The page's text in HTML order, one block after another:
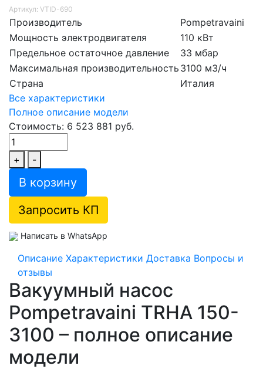
Артикул: VTID-690
Производитель
Pompetravaini
Мощность электродвигателя
110 кВт
Предельное остаточное давление
33 мбар
Максимальная производительность 3100 м3/ч
Страна
Италия
Все характеристики
Полное описание модели
Стоимость: 6 523 881 руб.
+ -
В корзину
Запросить КП
Написать в WhatsApp
Описание Характеристики Доставка Вопросы и
отзывы
Вакуумный насос
Pompetravaini TRHA 150-
3100 – полное описание
модели